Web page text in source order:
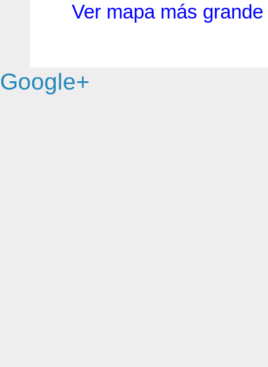
Ver mapa más grande
Google+